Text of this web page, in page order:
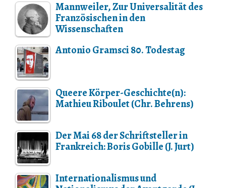
Mannweiler, Zur Universalität des
Französischen in den
Wissenschaften
Antonio Gramsci 80. Todestag
Queere Körper-Geschichte(n):
Mathieu Riboulet (Chr. Behrens)
Der Mai 68 der Schriftsteller in
Frankreich: Boris Gobille (J. Jurt)
Internationalismus und